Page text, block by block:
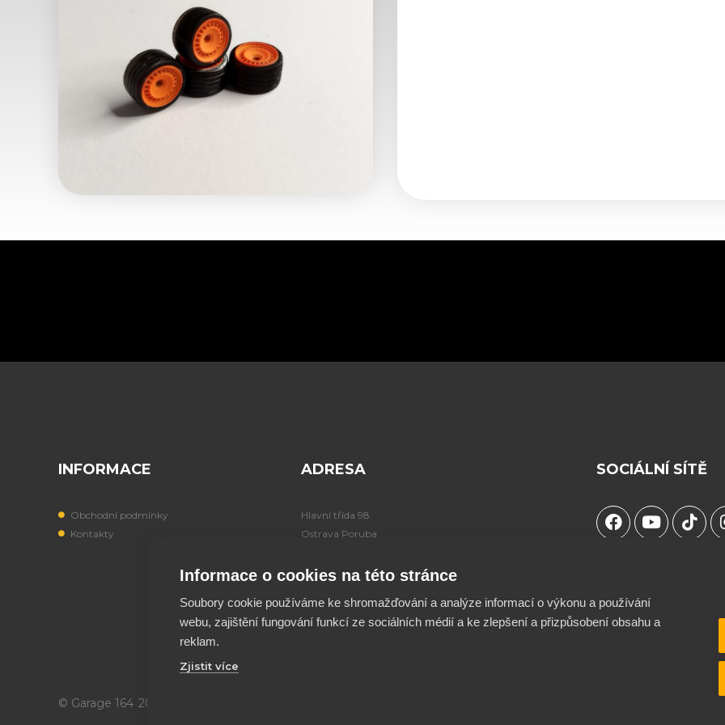
INFORMACE
Obchodní podmínky
Kontakty
ADRESA
Hlavní třída 98
Ostrava Poruba
SOCIÁLNÍ SÍTĚ
F
a
o
o
k
Y
o
b
e
T
i
Více info a QR kód
© Garage 164 2026
Informace o cookies na této stránce
Soubory cookie používáme ke shromažďování a analýze informací o výkonu a používání
webu, zajištění fungování funkcí ze sociálních médií a ke zlepšení a přizpůsobení obsahu a
reklam.
Zjistit více